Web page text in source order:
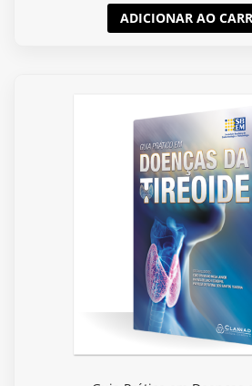
ADICIONAR AO